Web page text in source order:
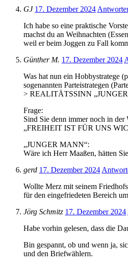
GJ 17. Dezember 2024
Ich habe so eine praktische
machst du an Weihnachten
weil er beim Joggen zu Fall
Günther M. 17. Dezember 2024
Was hat nun ein Hobbystratege
sogenannten Parteistrategen
> REALITÄTSSINN
Frage:
Sind Sie denn immer noch in
„FREIHEIT IST FÜR UNS
„JUNGER MANN“:
Wäre ich Herr Maaßen, hätten
gerd 17. Dezember 2024
Wollte Merz mit seinem
für den eingefriedeten Bereich
Jörg Schmitz 17. Dezember 2024
Habe vorhin gelesen, dass die
Bin gespannt, ob und wenn ja,
und den Briefwählern.